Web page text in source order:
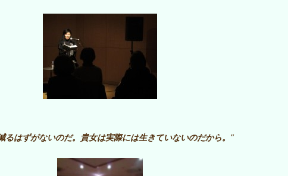
るはずがないのだ。貴女は実際には生きていないのだから。″